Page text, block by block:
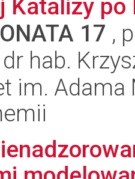
Katalizy
17 ,
hab.
im.